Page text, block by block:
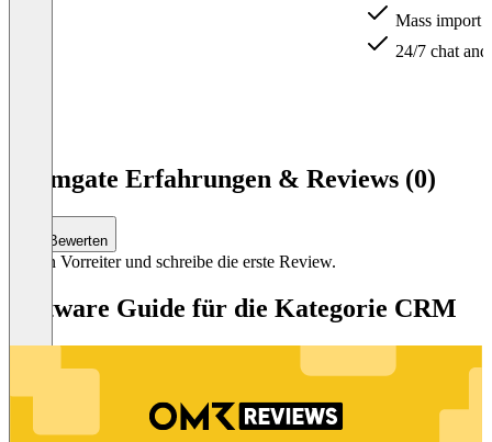
Mass import
24/7 chat
Teamgate Erfahrungen & Reviews (0)
Bewerten
Sei ein Vorreiter und schreibe die erste Review.
Software Guide für die Kategorie CRM